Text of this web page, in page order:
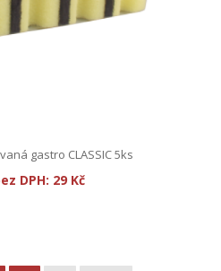
gastro CLASSIC 5ks
DPH: 29 Kč